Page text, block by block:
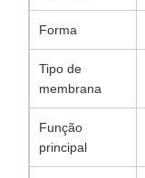
Forma
Tipo de
membrana
Função
principal